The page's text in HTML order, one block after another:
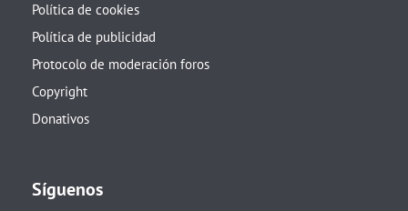
Política de cookies
Política de publicidad
Protocolo de moderación foros
Copyright
Donativos
Síguenos